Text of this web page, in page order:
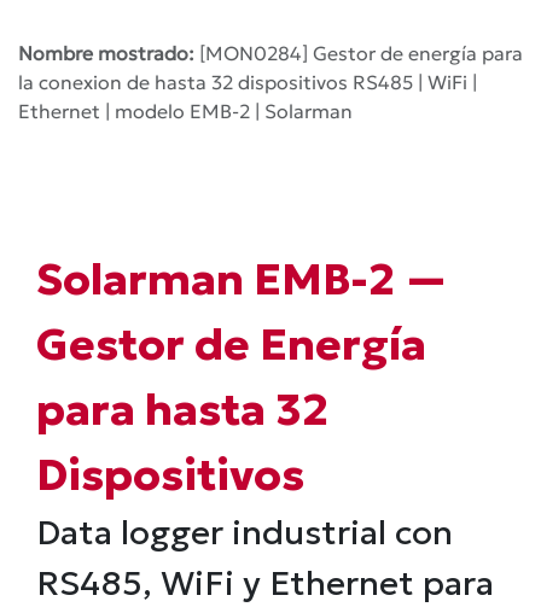
Nombre mostrado: [MON0284] Gestor de energía para
la conexion de hasta 32 dispositivos RS485 | WiFi |
Ethernet | modelo EMB-2 | Solarman
Solarman EMB-2 —
Gestor de Energía
para hasta 32
Dispositivos
Data logger industrial con
RS485, WiFi y Ethernet para